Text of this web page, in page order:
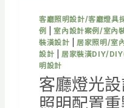
＋
3
大
裝
翻
車
案
客廳照明設計/客廳燈具
例 |室內設計案例/室內
裝潢設計
居家照明/室
設計
居家裝潢DIY/DIY
明設計
客廳燈光
照明配置